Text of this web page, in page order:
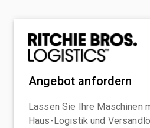
Angebot anfordern
Lassen Sie Ihre Maschinen
Haus-Logistik und